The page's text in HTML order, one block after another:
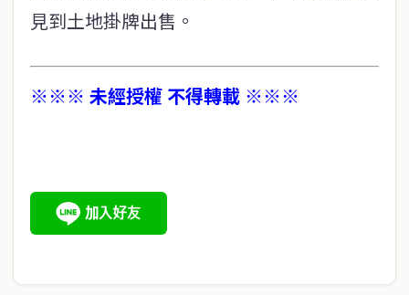
見到土地掛牌出售。
※※※ 未經授權 不得轉載 ※※※